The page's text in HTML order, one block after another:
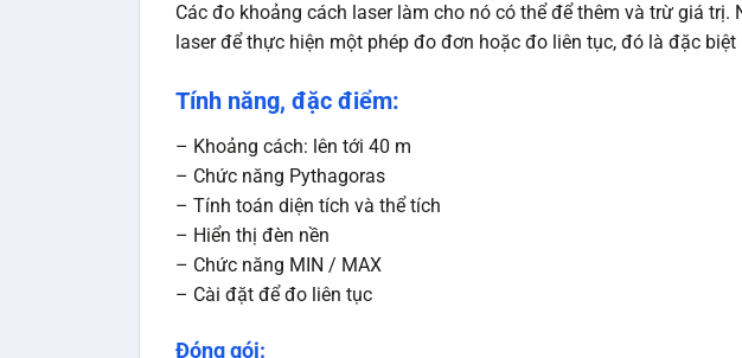
Các đo khoảng cách laser làm cho nó có thể để thêm và trừ giá
laser để thực hiện một phép đo đơn hoặc đo liên tục, đó là đặc
Tính năng, đặc điểm:
– Khoảng cách: lên tới 40 m
– Chức năng Pythagoras
– Tính toán diện tích và thể tích
– Hiển thị đèn nền
– Chức năng MIN / MAX
– Cài đặt để đo liên tục
Đóng gói: